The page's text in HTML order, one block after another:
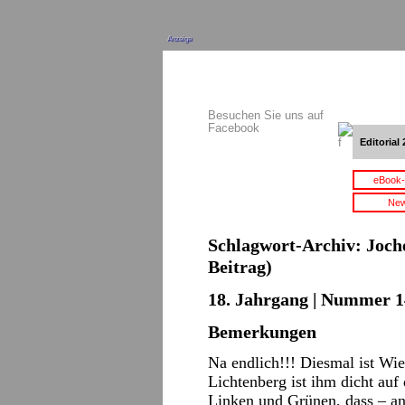
Anzeige
Besuchen Sie uns auf
Facebook
Editorial
Schlagwort-Archiv:
Beitrag)
18. Jahrgang | Nummer
Bemerkungen
Na endlich!!! Diesmal ist
Lichtenberg ist ihm dicht auf
Linken und Grünen, dass –